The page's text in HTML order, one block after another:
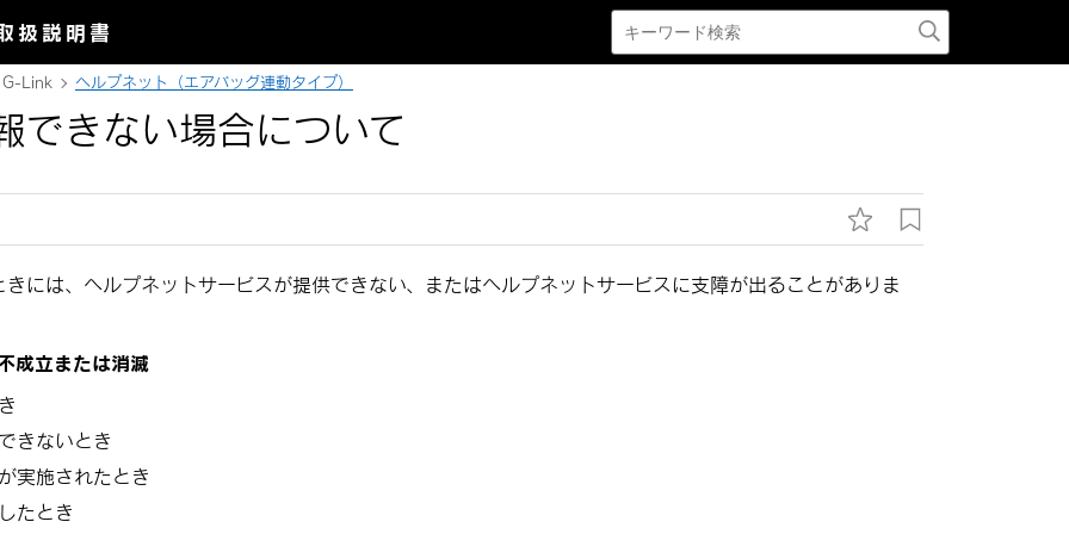
扱説明書
G-Link ヘルプネット（エアバッグ連動タイプ）
できない場合について
には、ヘルプネットサービスが提供できない、またはヘルプネットサービスに支障が出ることがありま
成立または消滅
きないとき
実施されたとき
たとき